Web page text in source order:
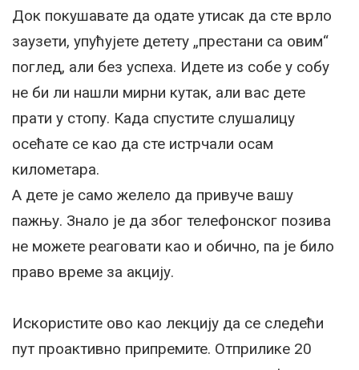
Док покушавате да одате утисак да сте врло
заузети, упућујете детету „престани са овим“
поглед, али без успеха. Идете из собе у собу
не би ли нашли мирни кутак, али вас дете
прати у стопу. Када спустите слушалицу
осећате се као да сте истрчали осам
километара.
А дете је само желело да привуче вашу
пажњу. Знало је да због телефонског позива
не можете реаговати као и обично, па је било
право време за акцију.
Искористите ово као лекцију да се следећи
пут проактивно припремите. Отприлике 20